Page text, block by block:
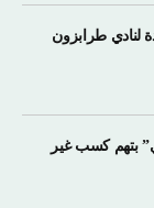
مشاهدة لنادي طرابزون
بتهم كسب غير